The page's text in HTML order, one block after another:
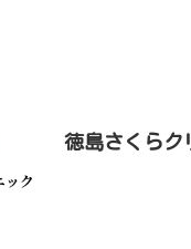
徳島さくらク